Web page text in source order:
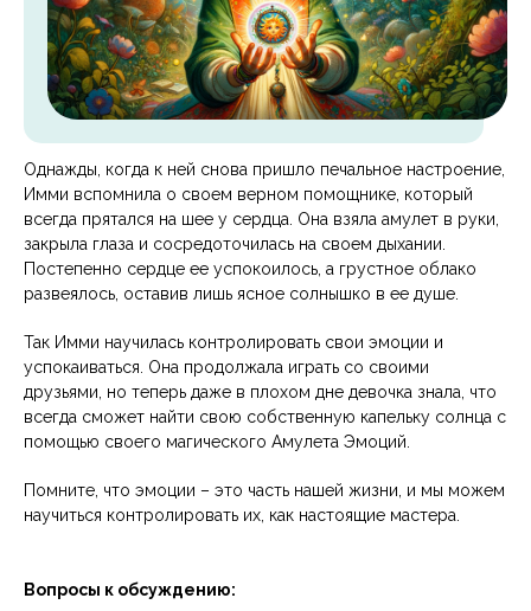
Однажды, когда к ней снова пришло печальное настроение,
Имми вспомнила о своем верном помощнике, который
всегда прятался на шее у сердца. Она взяла амулет в руки,
закрыла глаза и сосредоточилась на своем дыхании.
Постепенно сердце ее успокоилось, а грустное облако
развеялось, оставив лишь ясное солнышко в ее душе.
Так Имми научилась контролировать свои эмоции и
успокаиваться. Она продолжала играть со своими
друзьями, но теперь даже в плохом дне девочка знала, что
всегда сможет найти свою собственную капельку солнца с
помощью своего магического Амулета Эмоций.
Помните, что эмоции – это часть нашей жизни, и мы можем
научиться контролировать их, как настоящие мастера.
Вопросы к обсуждению: